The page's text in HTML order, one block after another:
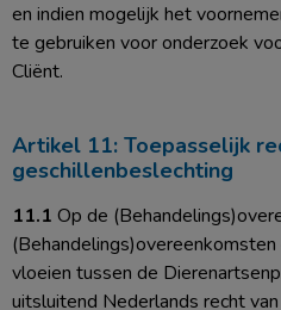
en indien mogelijk het
te gebruiken voor onderzoek
Cliënt.
Artikel 11: Toepasselijk
geschillenbeslechting
11.1 Op de
vloeien tussen de
uitsluitend Nederlands recht